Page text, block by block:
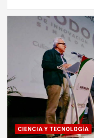
CIENCIA Y TECNOLOGÍA